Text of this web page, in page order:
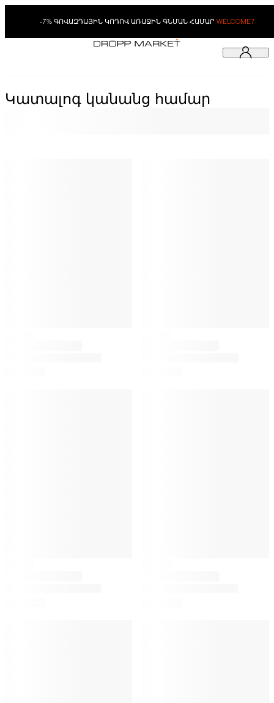
-7% ԳՈՎԱԶԴԱՅԻՆ ԿՈԴՈՎ ԱՌԱՋԻՆ ԳՆՄԱՆ ՀԱՄԱՐ WELCOME7
Կատալոգ կանանց համար